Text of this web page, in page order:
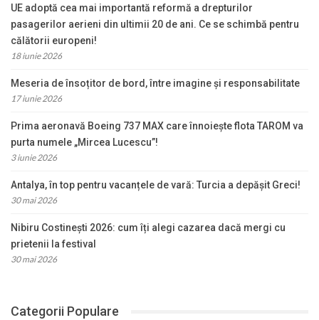
UE adoptă cea mai importantă reformă a drepturilor
pasagerilor aerieni din ultimii 20 de ani. Ce se schimbă pentru
călătorii europeni!
18 iunie 2026
Meseria de însoțitor de bord, între imagine și responsabilitate
17 iunie 2026
Prima aeronavă Boeing 737 MAX care înnoiește flota TAROM va
purta numele „Mircea Lucescu”!
3 iunie 2026
Antalya, în top pentru vacanțele de vară: Turcia a depășit Greci!
30 mai 2026
Nibiru Costinești 2026: cum îți alegi cazarea dacă mergi cu
prietenii la festival
30 mai 2026
Categorii Populare